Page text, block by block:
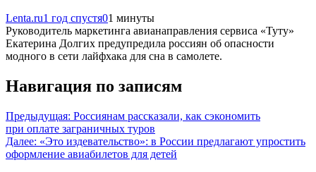
Lenta.ru1 год спустя01 минуты
Руководитель маркетинга авианаправления сервиса «Туту»
Екатерина Долгих предупредила россиян об опасности
модного в сети лайфхака для сна в самолете.
Навигация по записям
Предыдущая: Россиянам рассказали, как сэкономить
при оплате заграничных туров
Далее: «Это издевательство»: в России предлагают упростить
оформление авиабилетов для детей